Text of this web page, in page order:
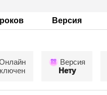
Версия
Версия
Нету